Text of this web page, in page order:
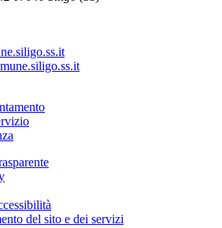
del sito e dei servizi